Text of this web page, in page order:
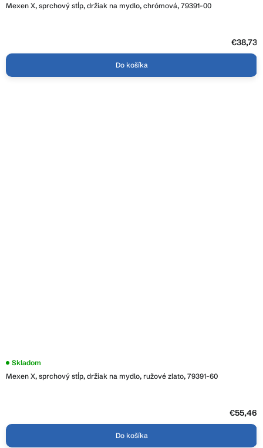
Mexen X, sprchový stĺp, držiak na mydlo, chrómová, 79391-00
€38,73
Do košíka
Mexen X, sprchový stĺp, držiak na mydlo, ružové zlato, 79391-60
Skladom
€55,46
Do košíka